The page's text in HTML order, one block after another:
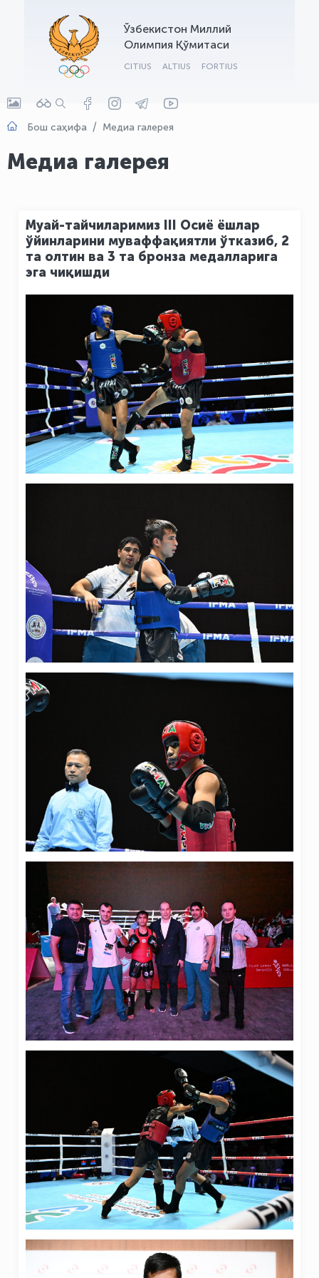
Ўзбекистон Миллий
Олимпия Қўмитаси
CITIUS ALTIUS FORTIUS
Бош саҳифа Медиа галерея
Медиа галерея
Муай-тайчиларимиз III Осиё ёшлар
ўйинларини муваффақиятли ўтказиб, 2
та олтин ва 3 та бронза медалларига
эга чиқишди
OLYMPCHIK AI - yordamchi
Онлайн · olympic.uz